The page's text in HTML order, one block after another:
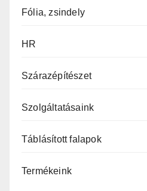
Fólia, zsindely
HR
Szárazépítészet
Szolgáltatásaink
Táblásított falapok
Termékeink